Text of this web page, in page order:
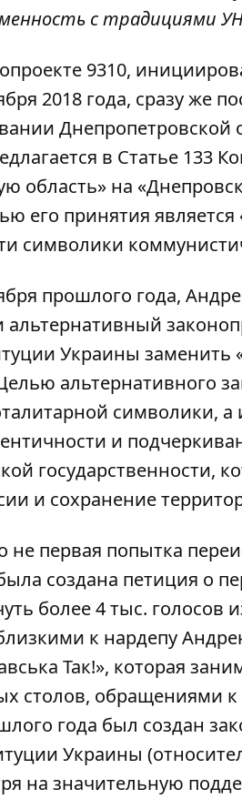
с традициями
9310,
2018 года, сразу же
Днепропетровской
в Статье 133
область» на
его принятия
символики
прошлого года,
альтернативный
Украины
альтернативного
символики,
и
государственности,
и сохранение
не первая попытка
создана петиция о
более 4 тыс.
к нардепу
Так!», которая
столов, обращениями
года был создан
Украины
на значительную